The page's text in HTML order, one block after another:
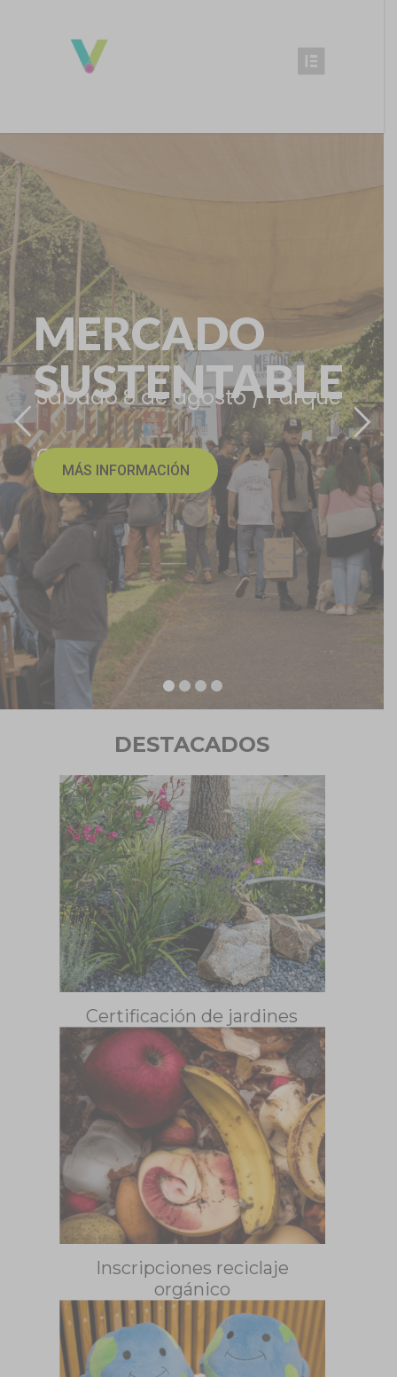
MERCADO
SUSTENTABLE
Sábado 8 de agosto / Parque
Cuauhtémoc
MÁS INFORMACIÓN
DESTACADOS
Certificación de jardines
Inscripciones reciclaje
orgánico